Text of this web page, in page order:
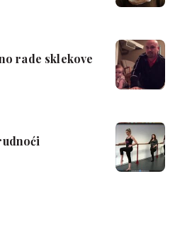
rade sklekove